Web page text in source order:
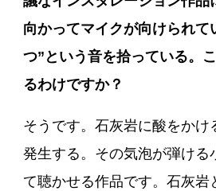
向かってマイクが向けられて
つ”という音を拾っている。
るわけですか？
そうです。石灰岩に酸をかけ
発生する。その気泡が弾ける
て聴かせる作品です。石灰岩